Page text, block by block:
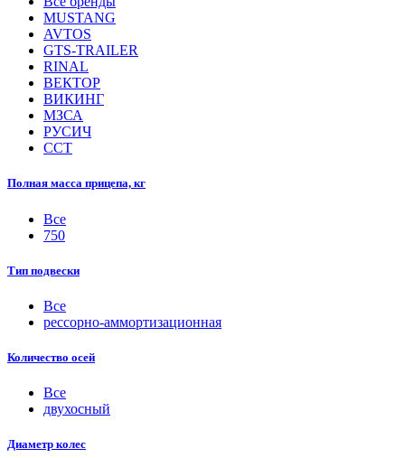
MUSTANG
AVTOS
GTS-TRAILER
RINAL
ВЕКТОР
ВИКИНГ
МЗСА
РУСИЧ
ССТ
Полная масса прицепа, кг
Все
750
Тип подвески
Все
рессорно-аммортизационная
Количество осей
Все
двухосный
Диаметр колес